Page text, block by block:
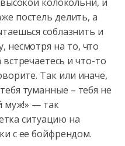
постель делить, а
соблазнить и
несмотря на то, что
и что-то
Так или иначе,
туманные – тебя не
муж!» — так
ситуацию на
с ее бойфрендом.